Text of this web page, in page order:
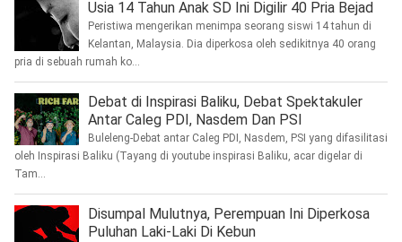
Usia 14 Tahun Anak SD Ini Digilir 40 Pria Bejad
Peristiwa mengerikan menimpa seorang siswi 14 tahun di
Kelantan, Malaysia. Dia diperkosa oleh sedikitnya 40 orang
pria di sebuah rumah ko...
Debat di Inspirasi Baliku, Debat Spektakuler
Antar Caleg PDI, Nasdem Dan PSI
Buleleng-Debat antar Caleg PDI, Nasdem, PSI yang difasilitasi
oleh Inspirasi Baliku (Tayang di youtube inspirasi Baliku, acar digelar di
Tam...
Disumpal Mulutnya, Perempuan Ini Diperkosa
Puluhan Laki-Laki Di Kebun